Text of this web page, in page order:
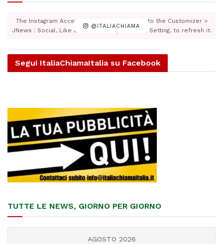
@ITALIACHIAMA
The Instagram Access Token is expired, Go to the Customizer >
JNews : Social, Like & View > Instagram Feed Setting, to refresh it.
Segui ItaliaChiamaItalia su Facebook
TUTTE LE NEWS, GIORNO PER GIORNO
AGOSTO 2026